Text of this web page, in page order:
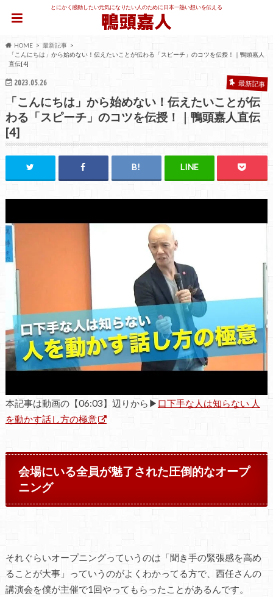
とにかく感動したい元気になりたい人のために日本一熱い想いを伝える
HOME
最新記事
「こんにちは」から始めない！伝えたいことが伝わる「スピーチ」のコツを伝授！｜鴨頭嘉人
直伝[4]
2023.05.26 最新記事
「こんにちは」から始めない！伝えたいことが伝
わる「スピーチ」のコツを伝授！｜鴨頭嘉人直伝
[4]
本記事は動画の【06:03】辺りから▶ 口下手な人は知らない 人
を動かす話し方の極意
会場にいる全員が魅了された圧倒的なオープ
ニング
それぐらいオープニングっていうのは「聞き手の緊張感を高め
ることが大事」っていうのがよくわかってる方で、西任さんの
講演会を僕が主催で1回やってもらったことがあるんです。